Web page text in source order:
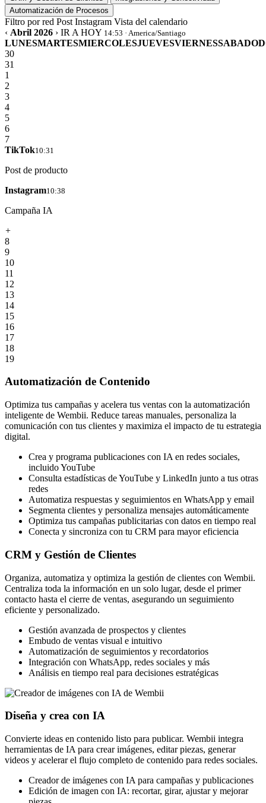
Automatización de Procesos
Filtro por red Post Instagram Vista del calendario
‹ Abril 2026 › IR A HOY 14:53 · America/Santiago
LUNESMARTESMIERCOLESJUEVESVIERNESSABADO
30
31
1
2
3
4
5
6
7
TikTok10:31
Post de producto
Instagram10:38
Campaña IA
+
8
9
10
11
12
13
14
15
16
17
18
19
Automatización de Contenido
Optimiza tus campañas y acelera tus ventas con la automatización
inteligente de Wembii. Reduce tareas manuales, personaliza la
comunicación con tus clientes y maximiza el impacto de tu estrategia
digital.
Crea y programa publicaciones con IA en redes sociales,
incluido YouTube
Consulta estadísticas de YouTube y LinkedIn junto a tus otras
redes
Automatiza respuestas y seguimientos en WhatsApp y email
Segmenta clientes y personaliza mensajes automáticamente
Optimiza tus campañas publicitarias con datos en tiempo real
Conecta y sincroniza con tu CRM para mayor eficiencia
CRM y Gestión de Clientes
Organiza, automatiza y optimiza la gestión de clientes con Wembii.
Centraliza toda la información en un solo lugar, desde el primer
contacto hasta el cierre de ventas, asegurando un seguimiento
eficiente y personalizado.
Gestión avanzada de prospectos y clientes
Embudo de ventas visual e intuitivo
Automatización de seguimientos y recordatorios
Integración con WhatsApp, redes sociales y más
Análisis en tiempo real para decisiones estratégicas
Diseña y crea con IA
Convierte ideas en contenido listo para publicar. Wembii integra
herramientas de IA para crear imágenes, editar piezas, generar
videos y acelerar el flujo completo de contenido para redes sociales.
Creador de imágenes con IA para campañas y publicaciones
Edición de imagen con IA: recortar, girar, ajustar y mejorar